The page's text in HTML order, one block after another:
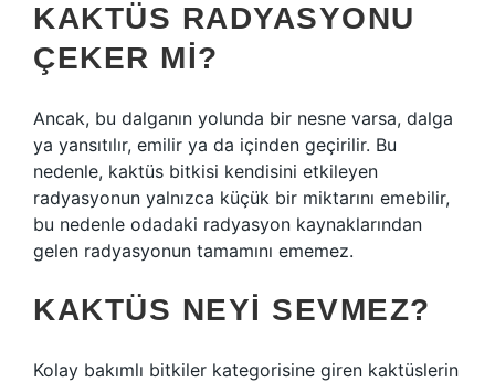
KAKTÜS RADYASYONU
ÇEKER MI?
Ancak, bu dalganın yolunda bir nesne varsa, dalga
ya yansıtılır, emilir ya da içinden geçirilir. Bu
nedenle, kaktüs bitkisi kendisini etkileyen
radyasyonun yalnızca küçük bir miktarını emebilir,
bu nedenle odadaki radyasyon kaynaklarından
gelen radyasyonun tamamını ememez.
KAKTÜS NEYI SEVMEZ?
Kolay bakımlı bitkiler kategorisine giren kaktüslerin